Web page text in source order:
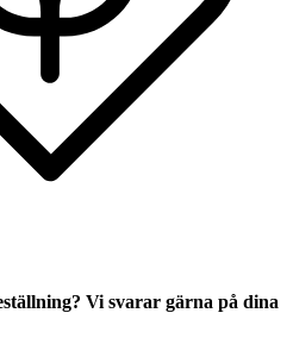
Vi svarar gärna på dina